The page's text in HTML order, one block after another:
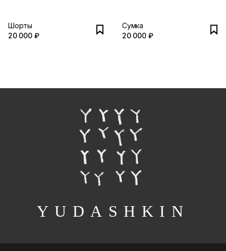
Шорты
20 000 ₽
Сумка
20 000 ₽
YUDASHKIN